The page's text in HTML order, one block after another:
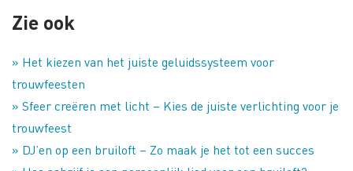
Zie ook
» Het kiezen van het juiste geluidssysteem voor
trouwfeesten
» Sfeer creëren met licht – Kies de juiste verlichting voor je
trouwfeest
» DJ’en op een bruiloft – Zo maak je het tot een succes